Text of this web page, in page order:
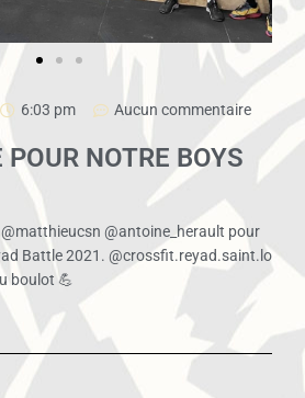
6:03 pm Aucun commentaire
NOTRE BOYS
@antoine_herault pour
Battle 2021. @crossfit.reyad.saint.lo
boulot 💪